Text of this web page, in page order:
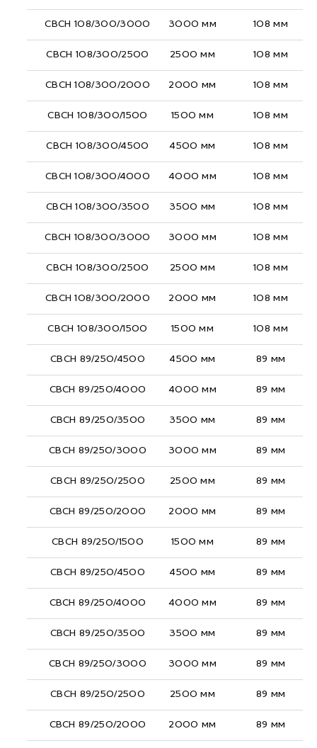
СВСН 108/300/3000 3000 мм 108 мм
СВСН 108/300/2500 2500 мм 108 мм
СВСН 108/300/2000 2000 мм 108 мм
СВСН 108/300/1500 1500 мм 108 мм
СВСН 108/300/4500 4500 мм 108 мм
СВСН 108/300/4000 4000 мм 108 мм
СВСН 108/300/3500 3500 мм 108 мм
СВСН 108/300/3000 3000 мм 108 мм
СВСН 108/300/2500 2500 мм 108 мм
СВСН 108/300/2000 2000 мм 108 мм
СВСН 108/300/1500 1500 мм 108 мм
СВСН 89/250/4500 4500 мм 89 мм
СВСН 89/250/4000 4000 мм 89 мм
СВСН 89/250/3500 3500 мм 89 мм
СВСН 89/250/3000 3000 мм 89 мм
СВСН 89/250/2500 2500 мм 89 мм
СВСН 89/250/2000 2000 мм 89 мм
СВСН 89/250/1500 1500 мм 89 мм
СВСН 89/250/4500 4500 мм 89 мм
СВСН 89/250/4000 4000 мм 89 мм
СВСН 89/250/3500 3500 мм 89 мм
СВСН 89/250/3000 3000 мм 89 мм
СВСН 89/250/2500 2500 мм 89 мм
СВСН 89/250/2000 2000 мм 89 мм